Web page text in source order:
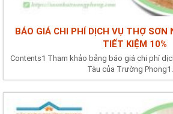
BÁO GIÁ CHI PHÍ DỊCH VỤ THỢ SƠN
TIẾT KIỆM 10%
Contents1 Tham khảo bảng báo giá chi phí
Tàu của Trường